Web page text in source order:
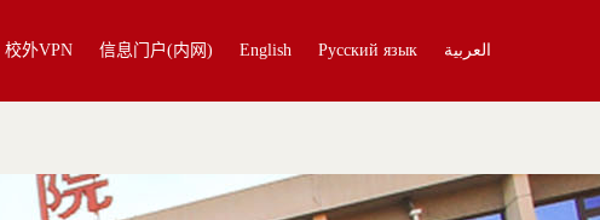
校外VPN 信息门户(内网) English Русский язык العربية